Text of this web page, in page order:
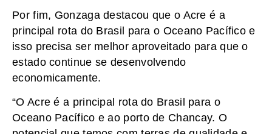
Por fim, Gonzaga destacou que o Acre é a
principal rota do Brasil para o Oceano Pacífico e
isso precisa ser melhor aproveitado para que o
estado continue se desenvolvendo
economicamente.
“O Acre é a principal rota do Brasil para o
Oceano Pacífico e ao porto de Chancay. O